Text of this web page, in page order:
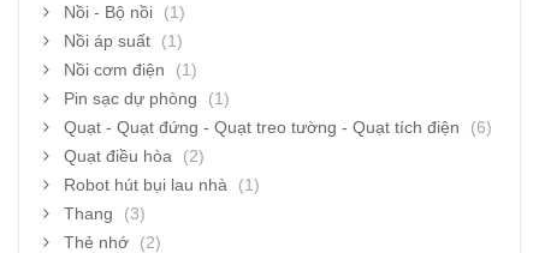
Nồi - Bộ nồi
(1)
Nồi áp suất
(1)
Nồi cơm điện
(1)
Pin sạc dự phòng
(1)
Quạt - Quạt đứng - Quạt treo tường - Quạt tích điện
(6)
Quạt điều hòa
(2)
Robot hút bụi lau nhà
(1)
Thang
(3)
Thẻ nhớ
(2)